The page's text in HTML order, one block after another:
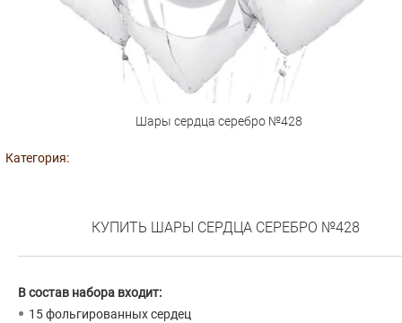
Шары сердца серебро №428
Категория:
КУПИТЬ ШАРЫ СЕРДЦА СЕРЕБРО №428
В состав набора входит:
15 фольгированных сердец